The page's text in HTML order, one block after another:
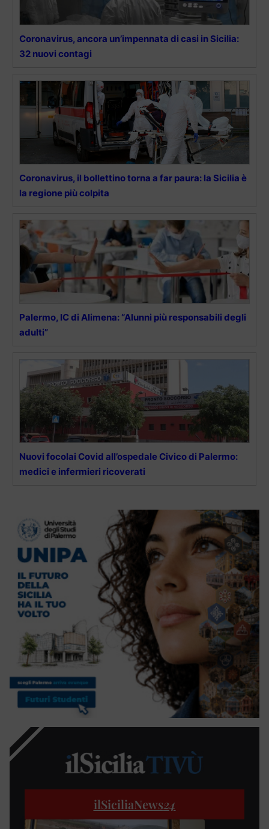
Coronavirus, ancora un’impennata di casi in Sicilia:
32 nuovi contagi
Coronavirus, il bollettino torna a far paura: la Sicilia è
la regione più colpita
Palermo, IC di Alimena: “Alunni più responsabili degli
adulti”
Nuovi focolai Covid all’ospedale Civico di Palermo:
medici e infermieri ricoverati
ilSiciliaNews24